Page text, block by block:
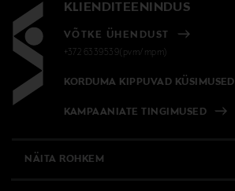
KLIENDITEENINDUS
VÕTKE ÜHENDUST
+372 6339539(pvm/mpm)
KORDUMA KIPPUVAD KÜSIMUSED
KAMPAANIATE TINGIMUSED
NÄITA ROHKEM